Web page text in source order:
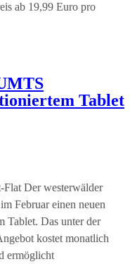
ab 19,99 Euro pro
Tablet
Der westerwälder
Februar einen neuen
Tablet. Das unter der
kostet monatlich
ermöglicht